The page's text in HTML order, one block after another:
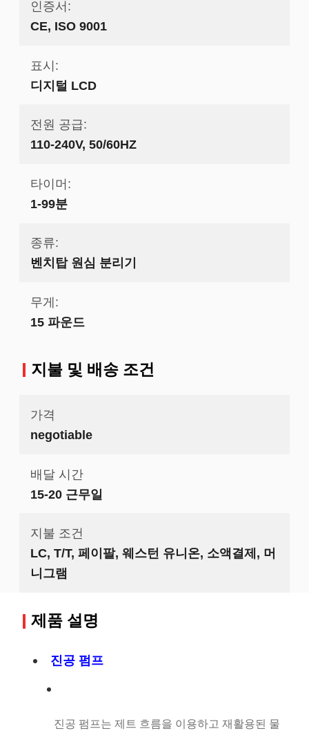
인증서:
CE, ISO 9001
표시:
디지털 LCD
전원 공급:
110-240V, 50/60HZ
타이머:
1-99분
종류:
벤치탑 원심 분리기
무게:
15 파운드
지불 및 배송 조건
가격
negotiable
배달 시간
15-20 근무일
지불 조건
LC, T/T, 페이팔, 웨스턴 유니온, 소액결제, 머
니그램
제품 설명
진공 펌프
진공 펌프는 제트 흐름을 이용하고 재활용된 물